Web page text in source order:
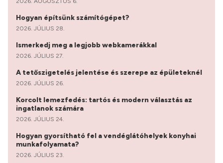
Hogyan építsünk számítógépet?
2026. JÚLIUS 28.
Ismerkedj meg a legjobb webkamerákkal
2026. JÚLIUS 27.
A tetőszigetelés jelentése és szerepe az épületeknél
2026. JÚLIUS 26.
Korcolt lemezfedés: tartós és modern választás az
ingatlanok számára
2026. JÚLIUS 24.
Hogyan gyorsítható fel a vendéglátóhelyek konyhai
munkafolyamata?
2026. JÚLIUS 23.